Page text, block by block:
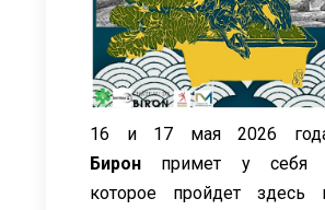
16 и 17 мая 2026
Бирон примет у себя
которое пройдет здесь